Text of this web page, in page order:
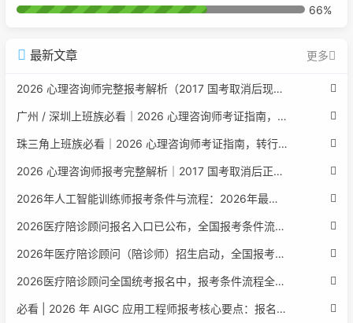
66%
最新文章 更多
2026 心理咨询师完整报考解析（2017 国考取消后现行权威体系 + 避坑全指南）
广州 / 深圳上班族必看｜2026 心理咨询师考证指南，转行副业、情绪疏导双收益
珠三角上班族必看｜2026 心理咨询师考证指南，转行副业、情绪疏导双收益
2026 心理咨询师报考完整解析｜2017 国考取消后正规报考标准、流程避坑指南
2026年人工智能训练师报考条件与流程：2026年最新官方要求全面解读
2026医疗陪诊顾问报名入口已公布，全国报考条件流程政策全解析
2026年医疗陪诊顾问（陪诊师）招生启动，全国报考指南附报名官网
2026医疗陪诊顾问全国统考报名中，报考条件流程全攻略附报名入口
必看 | 2026 年 AIGC 应用工程师报考核心要点：报名费用、官网可查、行业认可度、补考规则全盘点